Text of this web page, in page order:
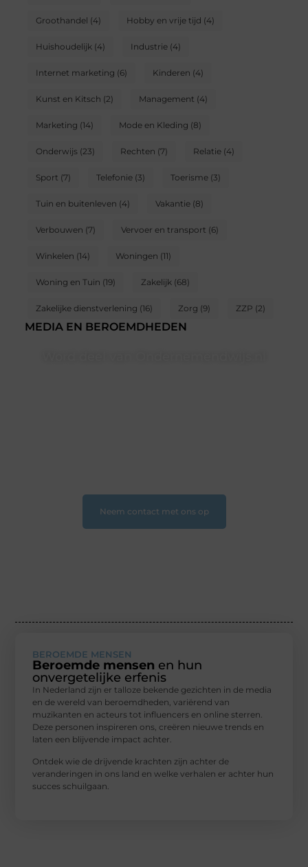
Groothandel (4) Hobby en vrije tijd (4)
Huishoudelijk (4) Industrie(4)
Internet marketing (6) Kinderen (4)
Kunst en Kitsch (2) Management (4)
Marketing (14) Mode en Kleding (8)
Onderwijs(23) Rechten (7) Relatie(4)
Sport (7) Telefonie(3) Toerisme(3)
Tuin en buitenleven (4) Vakantie(8)
Verbouwen (7) Vervoer en transport (6)
Winkelen (14) Woningen (11)
Woning en Tuin (19) Zakelijk (68)
Zakelijke dienstverlening (16) Zorg (9) ZZP (2)
MEDIA EN BEROEMDHEDEN
Neem contact met ons op
BEROEMDE MENSEN
Beroemde mensen en hun
onvergetelijke erfenis
In Nederland zijn er talloze bekende gezichten in de media
en de wereld van beroemdheden, variërend van
muzikanten en acteurs tot influencers en online sterren.
Deze personen inspireren ons, creëren nieuwe trends en
laten een blijvende impact achter.
Ontdek wie de drijvende krachten zijn achter de
veranderingen in ons land en welke verhalen er achter hun
succes schuilgaan.